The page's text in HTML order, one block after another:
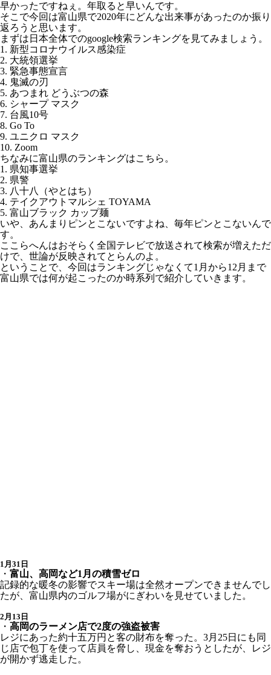
早かったですねぇ。年取ると早いんです。
そこで今回は富山県で2020年にどんな出来事があったのか振り
返ろうと思います。
まずは日本全体でのgoogle検索ランキングを見てみましょう。
1. 新型コロナウイルス感染症
2. 大統領選挙
3. 緊急事態宣言
4. 鬼滅の刃
5. あつまれ どうぶつの森
6. シャープ マスク
7. 台風10号
8. Go To
9. ユニクロ マスク
10. Zoom
ちなみに富山県のランキングはこちら。
1. 県知事選挙
2. 県警
3. 八十八（やとはち）
4. テイクアウトマルシェ TOYAMA
5. 富山ブラック カップ麺
いや、あんまりピンとこないですよね、毎年ピンとこないんで
す。
ここらへんはおそらく全国テレビで放送されて検索が増えただ
けで、世論が反映されてとらんのよ。
ということで、今回はランキングじゃなくて1月から12月まで
富山県では何が起こったのか時系列で紹介していきます。
1月31日
・ 富山、高岡など1月の積雪ゼロ
記録的な暖冬の影響でスキー場は全然オープンできませんでし
たが、富山県内のゴルフ場がにぎわいを見せていました。
2月13日
・ 高岡のラーメン店で2度の強盗被害
レジにあった約十五万円と客の財布を奪った。3月25日にも同
じ店で包丁を使って店員を脅し、現金を奪おうとしたが、レジ
が開かず逃走した。